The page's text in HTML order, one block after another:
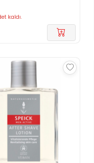
kaldı.